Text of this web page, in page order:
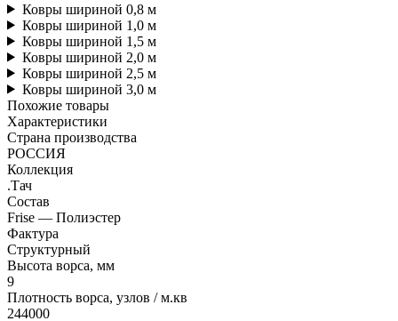
Ковры шириной 0,8 м
Ковры шириной 1,0 м
Ковры шириной 1,5 м
Ковры шириной 2,0 м
Ковры шириной 2,5 м
Ковры шириной 3,0 м
Похожие товары
Характеристики
Страна производства
РОССИЯ
Коллекция
.Тач
Состав
Frise — Полиэстер
Фактура
Структурный
Высота ворса, мм
9
Плотность ворса, узлов / м.кв
244000